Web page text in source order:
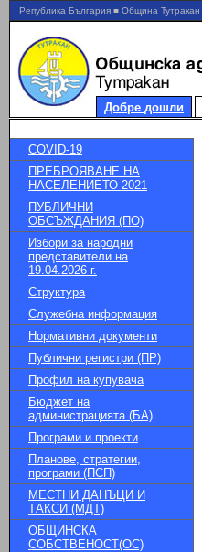
Република България ■ Община Тутракан
Добре дошли
COVID-19
ПРЕБРОЯВАНЕ НА
НАСЕЛЕНИЕТО 2021
ПУБЛИЧНИ
ОБСЪЖДАНИЯ (ПО)
Избори за народни
представители на
19.04.2026 г.
Структура
Служебна информация
Нормативни документи
Публични регистри (ПР)
Профил на купувача
Бюджет на
администрацията (БА)
Програми и проекти
Планове, стратегии,
програми (ПСП)
МЕСТНИ ДАНЪЦИ И
ТАКСИ (МДТ)
ОБЩИНСКА
СОБСТВЕНОСТ(ОС)